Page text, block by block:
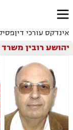

אינדקס עורכי דין
יהושע רובין